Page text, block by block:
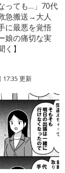
っても…」70代
急搬送→大人
に最悪を覚悟
娘の痛切な実
】
17:35 更新